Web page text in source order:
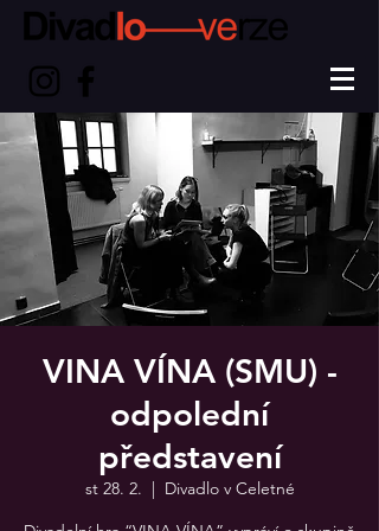
VINA VÍNA (SMU) -
odpolední
představení
st 28. 2.
  |
Divadlo v Celetné